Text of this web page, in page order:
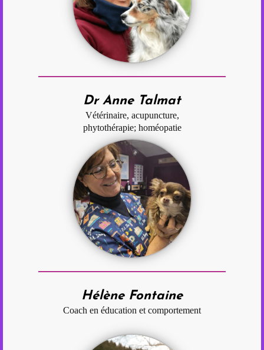
Dr Anne Talmat
Vétérinaire, acupuncture,
phytothérapie; homéopatie
Hélène Fontaine
Coach en éducation et comportement